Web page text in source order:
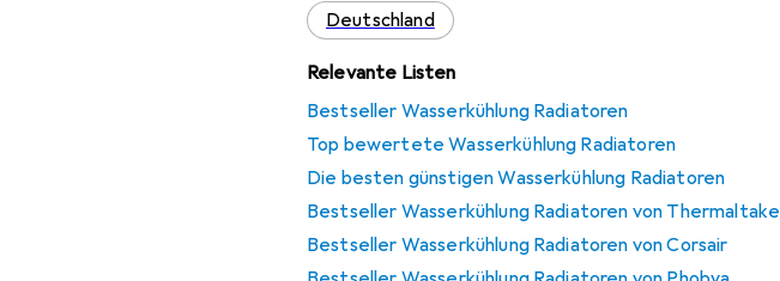
Deutschland
Relevante Listen
Bestseller Wasserkühlung Radiatoren
Top bewertete Wasserkühlung Radiatoren
Die besten günstigen Wasserkühlung Radiatoren
Bestseller Wasserkühlung Radiatoren von Thermaltake
Bestseller Wasserkühlung Radiatoren von Corsair